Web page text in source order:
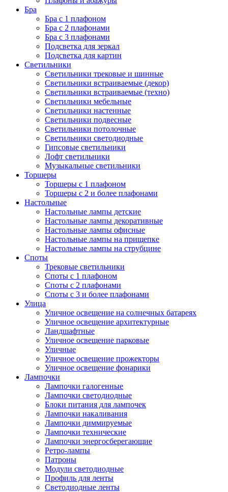
Бра
Бра с 1 плафоном
Бра с 2 плафонами
Бра с 3 плафонами
Подсветка для зеркал
Подсветка для картин
Светильники
Светильники трековые и шинные
Светильники встраиваемые (декор)
Светильники встраиваемые (техно)
Светильники мебельные
Светильники настенные
Светильники подвесные
Светильники потолочные
Светильники светодиодные
Гипсовые светильники
Лофт светильники
Музыкальные светильники
Торшеры
Торшеры с 1 плафоном
Торшеры с 2 и более плафонами
Настольные
Настольные лампы детские
Настольные лампы декоративные
Настольные лампы офисные
Настольные лампы на прищепке
Настольные лампы на струбцине
Споты
Трековые светильники
Споты с 1 плафоном
Споты с 2 плафонами
Споты с 3 и более плафонами
Улица
Уличное освещение на солнечных батареях
Уличное освещение архитектурные
Ландшафтные
Уличное освещение парковые
Уличные
Уличное освещение прожекторы
Уличное освещение фонарики
Лампочки
Лампочки галогенные
Лампочки светодиодные
Блоки питания для лампочек
Лампочки накаливания
Лампочки диммируемые
Лампочки технические
Лампочки энергосберегающие
Ретро-лампы
Патроны
Модули светодиодные
Профиль для ленты
Светодиодные ленты